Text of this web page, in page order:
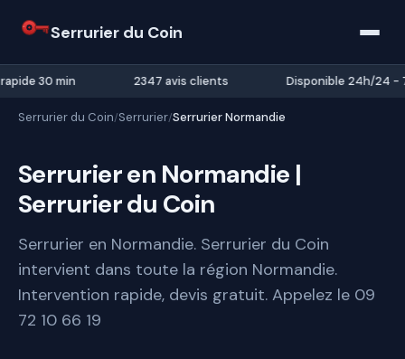
Serrurier du Coin
30 min 2347 avis clients Disponible 24h/24 -
Serrurier du Coin/Serrurier/Serrurier Normandie
Serrurier en Normandie |
Serrurier du Coin
Serrurier en Normandie. Serrurier du Coin
intervient dans toute la région Normandie.
Intervention rapide, devis gratuit. Appelez le 09
72 10 66 19